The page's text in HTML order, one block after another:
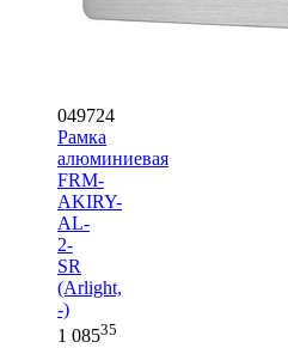
049724
Рамка
алюминиевая
FRM-
AKIRY-
AL-
2-
SR
(Arlight,
-)
1 08535